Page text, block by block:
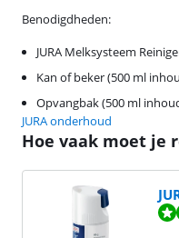
Benodigdheden:
JURA Melksysteem
Kan of beker (500 ml
Opvangbak (500 ml
JURA onderhoud
Hoe vaak moet je
Beoordeling is 9,3 van de 10,